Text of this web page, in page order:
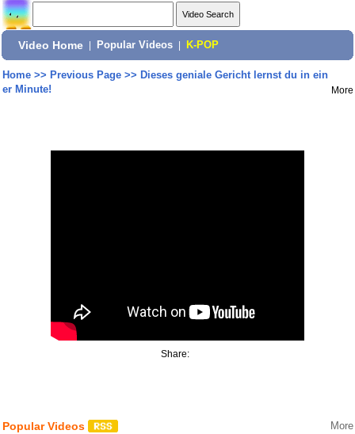
Video Home Popular Videos K-POP
Home>> Previous Page>> Dieses geniale Gericht lernst du in ein
er Minute!
More
Share:
Popular Videos More